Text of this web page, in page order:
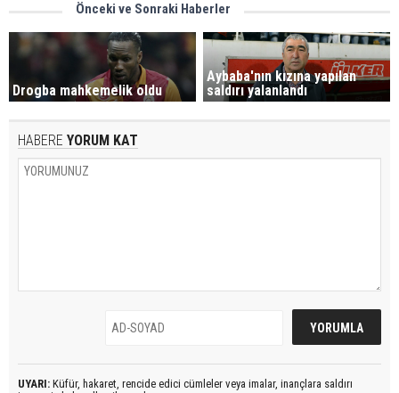
Önceki ve Sonraki Haberler
Drogba mahkemelik oldu
Aybaba'nın kızına yapılan
saldırı yalanlandı
HABERE YORUM KAT
UYARI: Küfür, hakaret, rencide edici cümleler veya imalar, inançlara saldırı